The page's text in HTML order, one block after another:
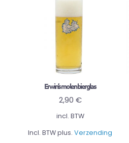
Erwin’s molen bierglas
2,90 €
incl. BTW
Incl. BTW plus. Verzending